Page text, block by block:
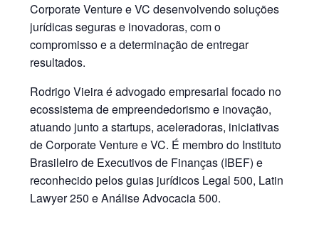
Corporate Venture e VC desenvolvendo soluções
jurídicas seguras e inovadoras, com o
compromisso e a determinação de entregar
resultados.
Rodrigo Vieira é advogado empresarial focado no
ecossistema de empreendedorismo e inovação,
atuando junto a startups, aceleradoras, iniciativas
de Corporate Venture e VC. É membro do Instituto
Brasileiro de Executivos de Finanças (IBEF) e
reconhecido pelos guias jurídicos Legal 500, Latin
Lawyer 250 e Análise Advocacia 500.